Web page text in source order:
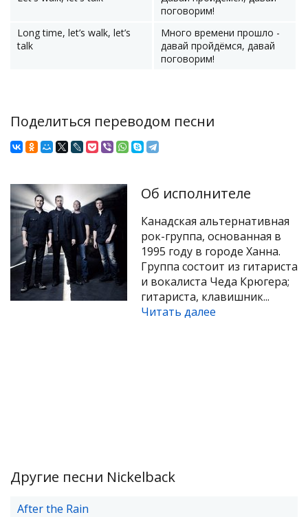
поговорим!
Long time, let’s walk, let’s
talk
Много времени прошло -
давай пройдёмся, давай
поговорим!
Поделиться переводом песни
Об исполнителе
Канадская альтернативная
рок-группа, основанная в
1995 году в городе Ханна.
Группа состоит из гитариста
и вокалиста Чеда Крюгера;
гитариста, клавишник...
Читать далее
Другие песни Nickelback
After the Rain